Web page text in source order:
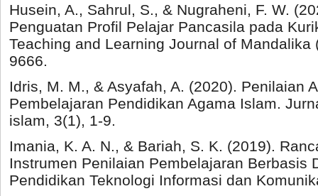
Husein, A., Sahrul, S., & Nugraheni, F. W.
Penguatan Profil Pelajar Pancasila pada
Teaching and Learning Journal of Mandalika
9666.
Idris, M. M., & Asyafah, A. (2020). Penilaian
Pembelajaran Pendidikan Agama Islam.
islam, 3(1), 1-9.
Imania, K. A. N., & Bariah, S. K. (2019).
Instrumen Penilaian Pembelajaran Berbasis
Pendidikan Teknologi Informasi dan